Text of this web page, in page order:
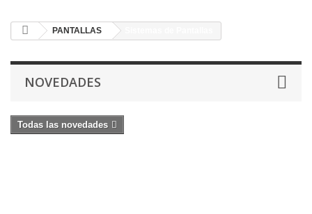
PANTALLAS
NOVEDADES
Todas las novedades